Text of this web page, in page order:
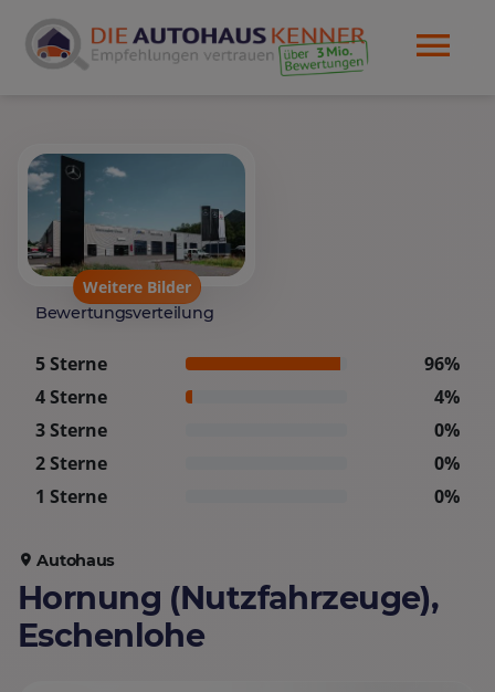
Weitere Bilder
Bewertungsverteilung
5 Sterne
96%
4 Sterne
4%
3 Sterne
0%
2 Sterne
0%
1 Sterne
0%
Autohaus
Hornung (Nutzfahrzeuge),
Eschenlohe